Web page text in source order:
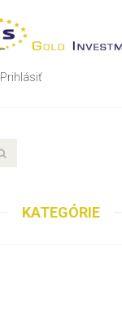
Prihlásiť
KATEGÓRIE